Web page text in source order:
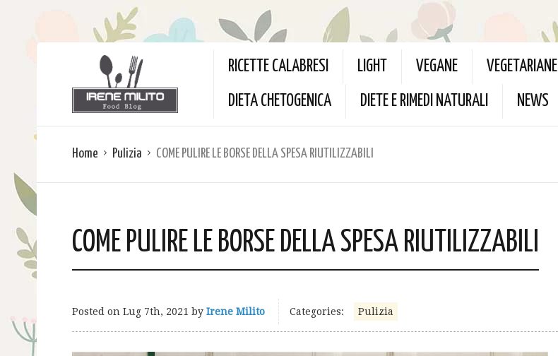
RICETTE CALABRESI LIGHT VEGANE VEGETARIANE
DIETA CHETOGENICA DIETE E RIMEDI NATURALI NEWS
Home Pulizia COME PULIRE LE BORSE DELLA SPESA RIUTILIZZABILI
COME PULIRE LE BORSE DELLA SPESA RIUTILIZZABILI
Posted on Lug 7th, 2021 by Irene Milito Categories: Pulizia